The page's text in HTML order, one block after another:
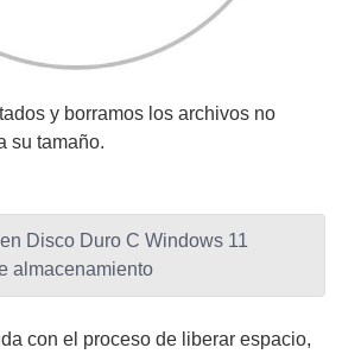
y borramos los archivos no
su tamaño.
Disco Duro C Windows 11
almacenamiento
con el proceso de liberar espacio,